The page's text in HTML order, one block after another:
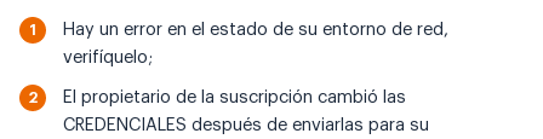
Hay un error en el estado de su entorno de red,
verifíquelo;
El propietario de la suscripción cambió las
CREDENCIALES después de enviarlas para su